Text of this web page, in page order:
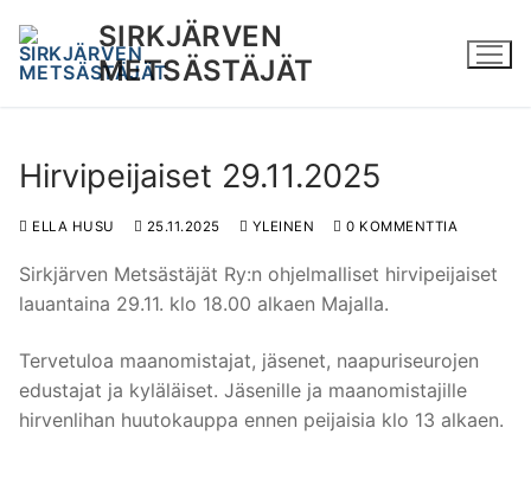
sisältöön
SIRKJÄRVEN
METSÄSTÄJÄT
Hirvipeijaiset 29.11.2025
ELLA HUSU 25.11.2025 YLEINEN 0 KOMMENTTIA
Sirkjärven Metsästäjät Ry:n ohjelmalliset hirvipeijaiset
lauantaina 29.11. klo 18.00 alkaen Majalla.
Tervetuloa maanomistajat, jäsenet, naapuriseurojen
edustajat ja kyläläiset. Jäsenille ja maanomistajille
hirvenlihan huutokauppa ennen peijaisia klo 13 alkaen.